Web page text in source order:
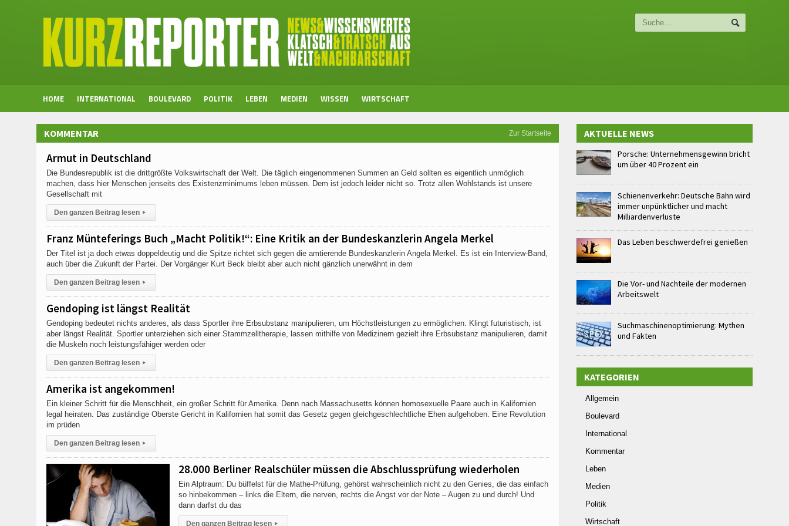
HOME INTERNATIONAL BOULEVARD POLITIK LEBEN MEDIEN WISSEN WIRTSCHAFT
Zur Startseite
KOMMENTAR
Armut in Deutschland
Die Bundesrepublik ist die drittgrößte Volkswirtschaft der Welt. Die täglich eingenommenen Summen an Geld sollten es eigentlich unmöglich
machen, dass hier Menschen jenseits des Existenzminimums leben müssen. Dem ist jedoch leider nicht so. Trotz allen Wohlstands ist unsere
Gesellschaft mit
Den ganzen Beitrag lesen ▸
Franz Münteferings Buch „Macht Politik!“: Eine Kritik an der Bundeskanzlerin Angela Merkel
Der Titel ist ja doch etwas doppeldeutig und die Spitze richtet sich gegen die amtierende Bundeskanzlerin Angela Merkel. Es ist ein Interview-Band,
auch über die Zukunft der Partei. Der Vorgänger Kurt Beck bleibt aber auch nicht gänzlich unerwähnt in dem
Den ganzen Beitrag lesen ▸
Gendoping ist längst Realität
Gendoping bedeutet nichts anderes, als dass Sportler ihre Erbsubstanz manipulieren, um Höchstleistungen zu ermöglichen. Klingt futuristisch, ist
aber längst Realität. Sportler unterziehen sich einer Stammzelltherapie, lassen mithilfe von Medizinern gezielt ihre Erbsubstanz manipulieren, damit
die Muskeln noch leistungsfähiger werden oder
Den ganzen Beitrag lesen ▸
Amerika ist angekommen!
Ein kleiner Schritt für die Menschheit, ein großer Schritt für Amerika. Denn nach Massachusetts können homosexuelle Paare auch in Kalifornien
legal heiraten. Das zuständige Oberste Gericht in Kalifornien hat somit das Gesetz gegen gleichgeschlechtliche Ehen aufgehoben. Eine Revolution
im prüden
Den ganzen Beitrag lesen ▸
28.000 Berliner Realschüler müssen die Abschlussprüfung wiederholen
Ein Alptraum: Du büffelst für die Mathe-Prüfung, gehörst wahrscheinlich nicht zu den Genies, die das einfach
so hinbekommen – links die Eltern, die nerven, rechts die Angst vor der Note – Augen zu und durch! Und
dann darfst du das
Den ganzen Beitrag lesen ▸
AKTUELLE NEWS
Porsche: Unternehmensgewinn bricht
um über 40 Prozent ein
Schienenverkehr: Deutsche Bahn wird
immer unpünktlicher und macht
Milliardenverluste
Das Leben beschwerdefrei genießen
Die Vor- und Nachteile der modernen
Arbeitswelt
Suchmaschinenoptimierung: Mythen
und Fakten
KATEGORIEN
Allgemein
Boulevard
International
Kommentar
Leben
Medien
Politik
Wirtschaft